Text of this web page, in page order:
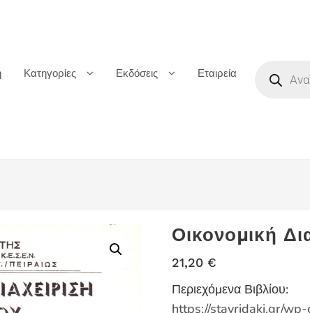
Κατηγορίες Εκδόσεις Εταιρεία search
Οικονομική
21,20 €
Περιεχόμενα Βιβλίου:
https://stavridaki.gr/